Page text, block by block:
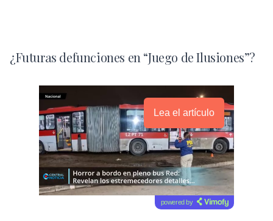
¿Futuras defunciones en “Juego de Ilusiones”?
Lea el artículo
powered by